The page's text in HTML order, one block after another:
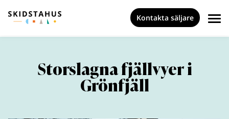
Kontakta säljare
Storslagna fjällvyer i
Grönfjäll